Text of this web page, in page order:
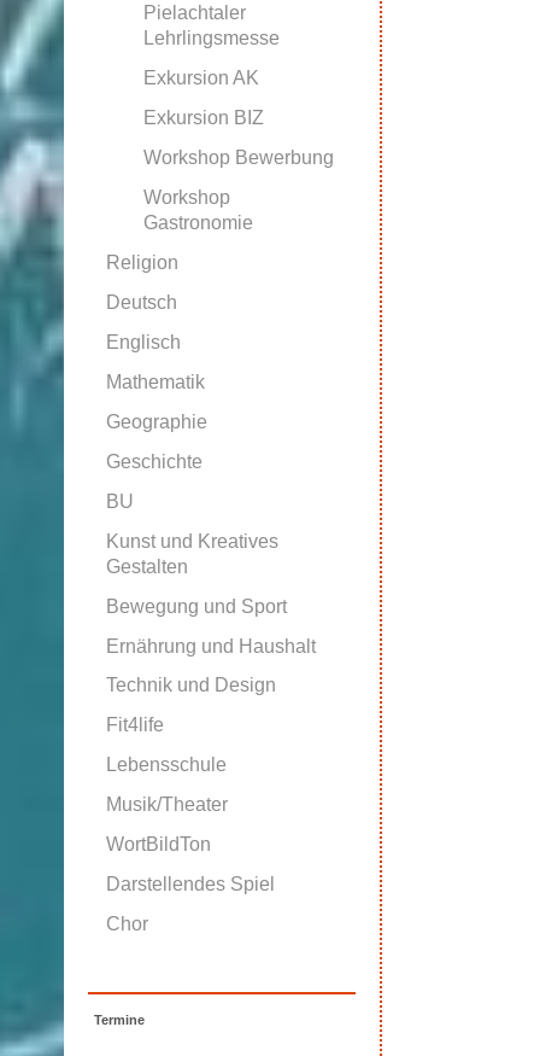
Pielachtaler
Lehrlingsmesse
Exkursion AK
Exkursion BIZ
Workshop Bewerbung
Workshop
Gastronomie
Religion
Deutsch
Englisch
Mathematik
Geographie
Geschichte
BU
Kunst und Kreatives
Gestalten
Bewegung und Sport
Ernährung und Haushalt
Technik und Design
Fit4life
Lebensschule
Musik/Theater
WortBildTon
Darstellendes Spiel
Chor
Termine